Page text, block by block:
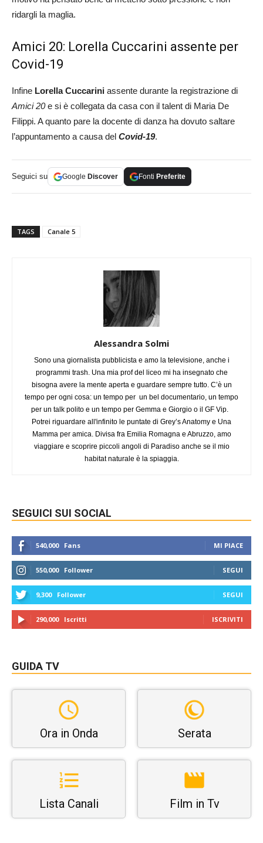
ridargli la maglia.
Amici 20: Lorella Cuccarini assente per
Covid-19
Infine Lorella Cuccarini assente durante la registrazione di
Amici 20e si è collegata da casa con il talent di Maria De
Filippi. A quanto pare la docente di danza ha dovuto saltare
l’appuntamento a causa del Covid-19.
Seguici su Google Discover Fonti Preferite
TAGS Canale 5
Alessandra Solmi
Sono una giornalista pubblicista e amo la televisione, anche i
programmi trash. Una mia prof del liceo mi ha insegnato che
bisogna avere la mente aperta e guardare sempre tutto. C’è un
tempo per ogni cosa: un tempo per un bel documentario, un tempo
per un talk polito e un tempo per Gemma e Giorgio o il GF Vip.
Potrei riguardare all'infinito le puntate di Grey’s Anatomy e Una
Mamma per amica. Divisa fra Emilia Romagna e Abruzzo, amo
viaggiare e scoprire piccoli angoli di Paradiso anche se il mio
habitat naturale è la spiaggia.
SEGUICI SUI SOCIAL
540,000 Fans MI PIACE
550,000 Follower SEGUI
9,300 Follower SEGUI
290,000 Iscritti ISCRIVITI
GUIDA TV
Ora in Onda Serata
Lista Canali Film in Tv